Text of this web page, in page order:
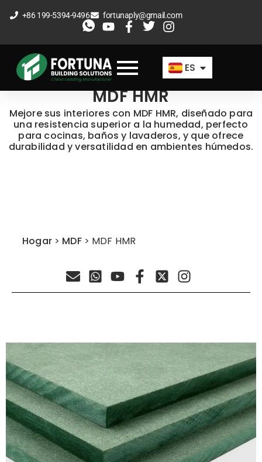
+86 199-5394-9496 fortunaply@gmail.com
ES
FR
AR
MDF HMR
Mejore sus interiores con MDF HMR, diseñado para
una resistencia superior a la humedad, perfecto
para cocinas, baños y lavaderos, y que ofrece
durabilidad y versatilidad en ambientes húmedos.
Hogar > MDF > MDF HMR